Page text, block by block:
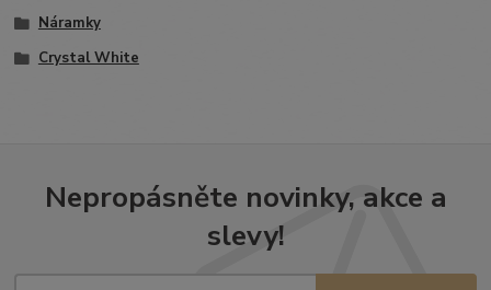
Náramky
Crystal White
Nepropásněte novinky, akce a
slevy!